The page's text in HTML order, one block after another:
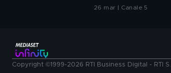
26 mar | Canale 5
Copyright ©1999-2026 RTI Business Digital - RTI